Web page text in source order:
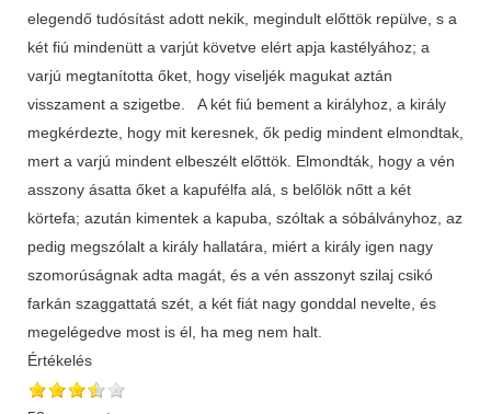
elegendő tudósítást adott nekik, megindult előttök repülve, s a
két fiú mindenütt a varjút követve elért apja kastélyához; a
varjú megtanította őket, hogy viseljék magukat aztán
visszament a szigetbe. A két fiú bement a királyhoz, a király
megkérdezte, hogy mit keresnek, ők pedig mindent elmondtak,
mert a varjú mindent elbeszélt előttök. Elmondták, hogy a vén
asszony ásatta őket a kapufélfa alá, s belőlök nőtt a két
körtefa; azután kimentek a kapuba, szóltak a sóbálványhoz, az
pedig megszólalt a király hallatára, miért a király igen nagy
szomorúságnak adta magát, és a vén asszonyt szilaj csikó
farkán szaggattatá szét, a két fiát nagy gonddal nevelte, és
megelégedve most is él, ha meg nem halt.
Értékelés